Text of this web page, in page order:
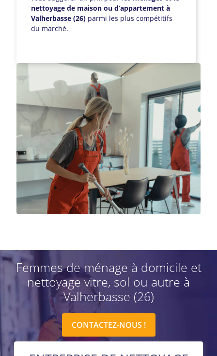
nettoyage de maison ou d’appartement à
Valherbasse (26) parmi les plus compétitifs
du marché.
Femmes de ménage à domicile et
nettoyage vitre, sol ou autre à
Valherbasse (26)
CONTACTEZ-NOUS !